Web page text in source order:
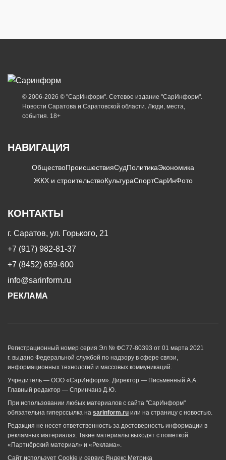
© 2006-2026 © "СарИнформ". Сетевое издание "СарИнформ".
Новости Саратова и Саратовской области. Люди, места,
события. 18+
НАВИГАЦИЯ
ОбществоПроисшествияСудПолитикаЭкономика
ЖКХ и строительствоКультураСпортСарИнФото
КОНТАКТЫ
г. Саратов, ул. Горького, 21
+7 (917) 982-81-37
+7 (8452) 659-600
info@sarinform.ru
РЕКЛАМА
Регистрационный номер серия Эл № ФС77-80393 от 01 марта 2021
г. выдано Федеральной службой по надзору в сфере связи,
информационных технологий и массовых коммуникаций.
Учредитель — ООО «СарИнформ». Директор — Письменный А.А.
Главный редактор — Спринчанэ Д.Ю.
При использовании любых материалов с сайта "СарИнформ"
обязательна гиперссылка на sarinform.ru или на страницу с новостью.
Редакция не несет ответственность за достоверность информации в
рекламных материалах. Такие материалы выходят с пометкой
«Партнёрский материал» и «Реклама».
Сайт использует Cookie и сервиc Яндекс.Метрика